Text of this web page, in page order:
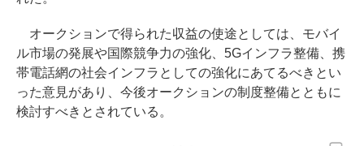
オークションで得られた収益の使途としては、モバイ
ル市場の発展や国際競争力の強化、5Gインフラ整備、携
帯電話網の社会インフラとしての強化にあてるべきとい
った意見があり、今後オークションの制度整備とともに
検討すべきとされている。